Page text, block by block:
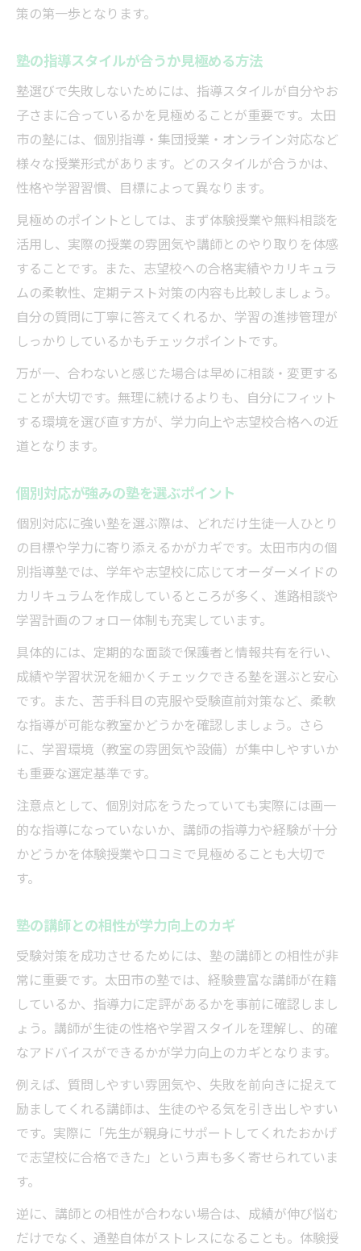
策の第一歩となります。
塾の指導スタイルが合うか見極める方法
塾選びで失敗しないためには、指導スタイルが自分やお
子さまに合っているかを見極めることが重要です。太田
市の塾には、個別指導・集団授業・オンライン対応など
様々な授業形式があります。どのスタイルが合うかは、
性格や学習習慣、目標によって異なります。
見極めのポイントとしては、まず体験授業や無料相談を
活用し、実際の授業の雰囲気や講師とのやり取りを体感
することです。また、志望校への合格実績やカリキュラ
ムの柔軟性、定期テスト対策の内容も比較しましょう。
自分の質問に丁寧に答えてくれるか、学習の進捗管理が
しっかりしているかもチェックポイントです。
万が一、合わないと感じた場合は早めに相談・変更する
ことが大切です。無理に続けるよりも、自分にフィット
する環境を選び直す方が、学力向上や志望校合格への近
道となります。
個別対応が強みの塾を選ぶポイント
個別対応に強い塾を選ぶ際は、どれだけ生徒一人ひとり
の目標や学力に寄り添えるかがカギです。太田市内の個
別指導塾では、学年や志望校に応じてオーダーメイドの
カリキュラムを作成しているところが多く、進路相談や
学習計画のフォロー体制も充実しています。
具体的には、定期的な面談で保護者と情報共有を行い、
成績や学習状況を細かくチェックできる塾を選ぶと安心
です。また、苦手科目の克服や受験直前対策など、柔軟
な指導が可能な教室かどうかを確認しましょう。さら
に、学習環境（教室の雰囲気や設備）が集中しやすいか
も重要な選定基準です。
注意点として、個別対応をうたっていても実際には画一
的な指導になっていないか、講師の指導力や経験が十分
かどうかを体験授業や口コミで見極めることも大切で
す。
塾の講師との相性が学力向上のカギ
受験対策を成功させるためには、塾の講師との相性が非
常に重要です。太田市の塾では、経験豊富な講師が在籍
しているか、指導力に定評があるかを事前に確認しまし
ょう。講師が生徒の性格や学習スタイルを理解し、的確
なアドバイスができるかが学力向上のカギとなります。
例えば、質問しやすい雰囲気や、失敗を前向きに捉えて
励ましてくれる講師は、生徒のやる気を引き出しやすい
です。実際に「先生が親身にサポートしてくれたおかげ
で志望校に合格できた」という声も多く寄せられていま
す。
逆に、講師との相性が合わない場合は、成績が伸び悩む
だけでなく、通塾自体がストレスになることも。体験授